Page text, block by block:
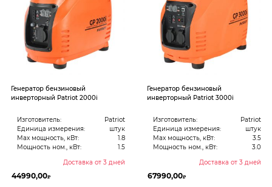
Генератор бензиновый
инверторный Patriot 2000i
Изготовитель:
Patriot
Единица измерения:
штук
Max мощность, кВт:
1.8
Мощность ном., кВт:
1.5
Доставка от 3 дней
44990,00₽
Генератор бензиновый
инверторный Patriot 3000i
Изготовитель:
Patriot
Единица измерения:
штук
Max мощность, кВт:
3.5
Мощность ном., кВт:
3.0
Доставка от 3 дней
67990,00₽